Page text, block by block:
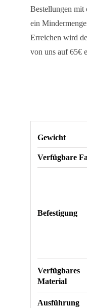
Bestellungen mit
ein
Erreichen wird
von uns auf 65€
Gewicht
Verfügbare
Befestigung
Verfügbares
Material
Ausführung